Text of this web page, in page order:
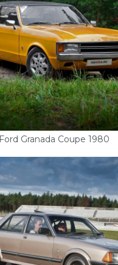
Ford Granada Coupe 1980